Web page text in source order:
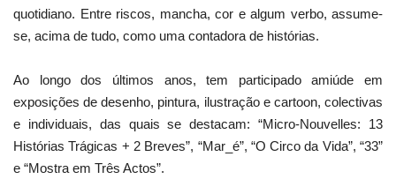
quotidiano. Entre riscos, mancha, cor e algum verbo, assume-
se, acima de tudo, como uma contadora de histórias.
Ao longo dos últimos anos, tem participado amiúde em
exposições de desenho, pintura, ilustração e cartoon, colectivas
e individuais, das quais se destacam: “Micro-Nouvelles: 13
Histórias Trágicas + 2 Breves”, “Mar_é”, “O Circo da Vida”, “33”
e “Mostra em Três Actos”.